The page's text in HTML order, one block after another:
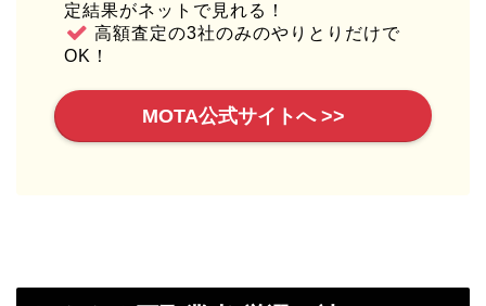
定結果がネットで見れる！
高額査定の3社のみのやりとりだけで
OK！
MOTA公式サイトへ >>